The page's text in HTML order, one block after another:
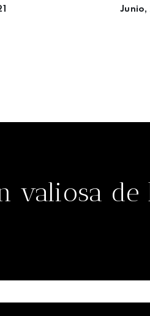
Junio,
valiosa de